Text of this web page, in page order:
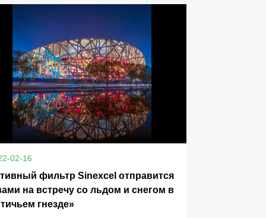
02-16
фильтр Sinexcel отправится
на встречу со льдом и снегом в
гнезде»